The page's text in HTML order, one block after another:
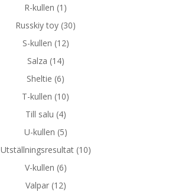
R-kullen (1)
Russkiy toy (30)
S-kullen (12)
Salza (14)
Sheltie (6)
T-kullen (10)
Till salu (4)
U-kullen (5)
Utställningsresultat(10)
V-kullen (6)
Valpar(12)